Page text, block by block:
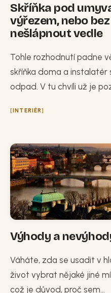
Skříňka pod
výřezem, nebo
nešlápnout vedle
Tohle rozhodnutí padne
skříňka doma a instalatér
odpad. V tu chvíli už je
INTERIÉR
Výhody a
Váháte, zda se usadit v
život vybrat nějaké jiné
což je důvod, proč sem...